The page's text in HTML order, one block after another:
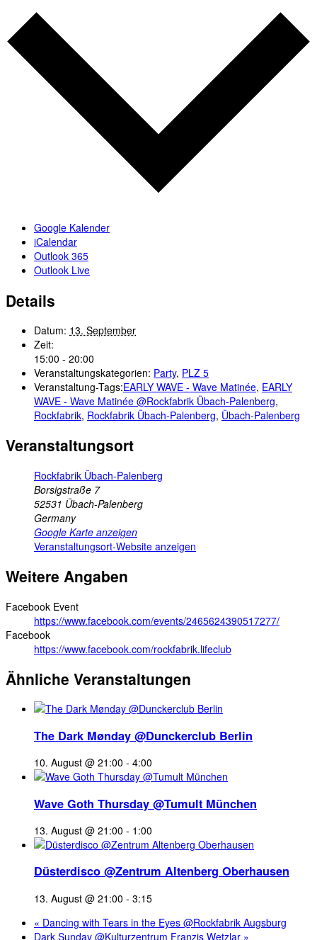
Google Kalender
iCalendar
Outlook 365
Outlook Live
Details
Datum: 13. September
Zeit:
15:00 - 20:00
Veranstaltungskategorien: Party, PLZ 5
Veranstaltung-Tags:EARLY WAVE - Wave Matinée, EARLY
WAVE - Wave Matinée @Rockfabrik Übach-Palenberg,
Rockfabrik, Rockfabrik Übach-Palenberg, Übach-Palenberg
Veranstaltungsort
Rockfabrik Übach-Palenberg
Borsigstraße 7
52531 Übach-Palenberg
Germany
Google Karte anzeigen
Veranstaltungsort-Website anzeigen
Weitere Angaben
Facebook Event
https://www.facebook.com/events/2465624390517277/
Facebook
https://www.facebook.com/rockfabrik.lifeclub
Ähnliche Veranstaltungen
The Dark Mønday @Dunckerclub Berlin
10. August @ 21:00 - 4:00
Wave Goth Thursday @Tumult München
13. August @ 21:00 - 1:00
Düsterdisco @Zentrum Altenberg Oberhausen
13. August @ 21:00 - 3:15
« Dancing with Tears in the Eyes @Rockfabrik Augsburg
Dark Sunday @Kulturzentrum Franzis Wetzlar »